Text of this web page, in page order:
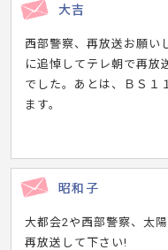
大吉
西部警察、再放送お願い
に追悼してテレ朝で再放
でした。あとは、ＢＳ１
ます。
昭和子
大都会2や西部警察、太
再放送して下さい!